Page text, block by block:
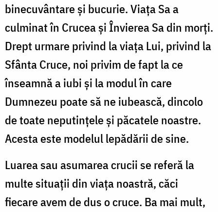
binecuvântare și bucurie. Viața Sa a
culminat în Crucea și Învierea Sa din morți.
Drept urmare privind la viața Lui, privind la
Sfânta Cruce, noi privim de fapt la ce
înseamnă a iubi și la modul în care
Dumnezeu poate să ne iubească, dincolo
de toate neputințele și păcatele noastre.
Acesta este modelul lepădării de sine.
Luarea sau asumarea crucii se referă la
multe situații din viața noastră, căci
fiecare avem de dus o cruce. Ba mai mult,